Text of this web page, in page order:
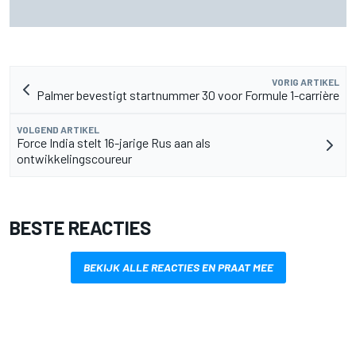
VORIG ARTIKEL
Palmer bevestigt startnummer 30 voor Formule 1-carrière
VOLGEND ARTIKEL
Force India stelt 16-jarige Rus aan als
ontwikkelingscoureur
BESTE REACTIES
BEKIJK ALLE REACTIES EN PRAAT MEE